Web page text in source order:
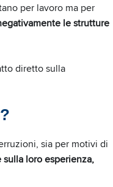
per lavoro ma per
le strutture
diretto sulla
sia per motivi di
loro esperienza,